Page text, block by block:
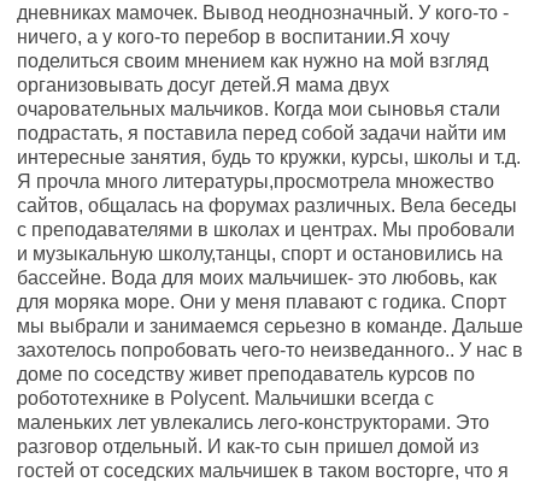
дневниках мамочек. Вывод неоднозначный. У кого-то -
ничего, а у кого-то перебор в воспитании.Я хочу
поделиться своим мнением как нужно на мой взгляд
организовывать досуг детей.Я мама двух
очаровательных мальчиков. Когда мои сыновья стали
подрастать, я поставила перед собой задачи найти им
интересные занятия, будь то кружки, курсы, школы и т.д.
Я прочла много литературы,просмотрела множество
сайтов, общалась на форумах различных. Вела беседы
с преподавателями в школах и центрах. Мы пробовали
и музыкальную школу,танцы, спорт и остановились на
бассейне. Вода для моих мальчишек- это любовь, как
для моряка море. Они у меня плавают с годика. Спорт
мы выбрали и занимаемся серьезно в команде. Дальше
захотелось попробовать чего-то неизведанного.. У нас в
доме по соседству живет преподаватель курсов по
робототехнике в Polycent. Мальчишки всегда с
маленьких лет увлекались лего-конструкторами. Это
разговор отдельный. И как-то сын пришел домой из
гостей от соседских мальчишек в таком восторге, что я